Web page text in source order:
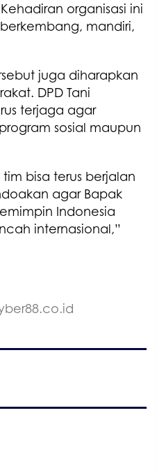
organisasi ini
mandiri,
juga diharapkan
DPD Tani
terjaga agar
sosial maupun
bisa terus berjalan
agar Bapak
Indonesia
internasional,”